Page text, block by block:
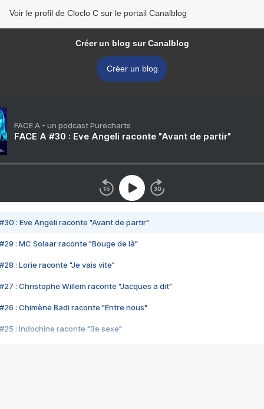
Voir le profil de Cloclo C sur le portail Canalblog
Créer un blog sur Canalblog
Créer un blog
FACE A - un podcast Purecharts
FACE A #30 : Eve Angeli raconte "Avant de partir"
#30 : Eve Angeli raconte "Avant de partir"
#29 : MC Solaar raconte "Bouge de là"
#28 : Lorie raconte "Je vais vite"
#27 : Christophe Willem raconte "Jacques a dit"
#26 : Chimène Badi raconte "Entre nous"
#25 : Indochine raconte "3e sexe"